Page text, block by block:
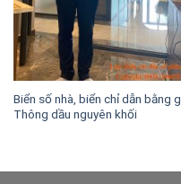
Biển số nhà, biển chỉ dẫn bằng
Thông dầu nguyên khối